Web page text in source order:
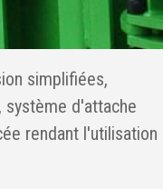
simplifiées,
d'attache
rendant l'utilisation